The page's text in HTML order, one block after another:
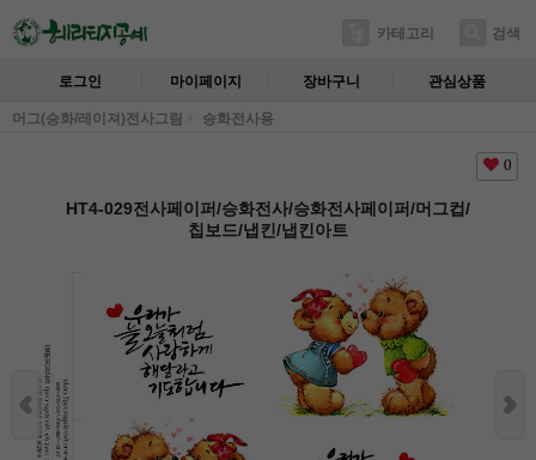
카테고리 검색
로그인 마이페이지 장바구니 관심상품
머그(승화/레이져)전사그림 승화전사용
0
HT4-029전사페이퍼/승화전사/승화전사페이퍼/머그컵/
칩보드/냅킨/냅킨아트